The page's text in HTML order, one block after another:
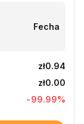
Fecha
zł0.94
zł0.00
-99.99%